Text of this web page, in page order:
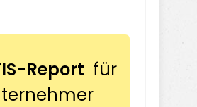
Report für